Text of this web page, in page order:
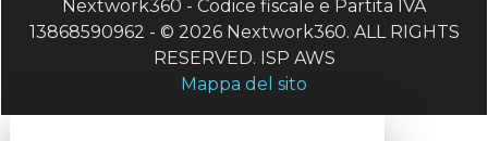
Nextwork360 - Codice fiscale e Partita IVA
13868590962 - © 2026 Nextwork360. ALL RIGHTS
RESERVED. ISP AWS
Mappa del sito